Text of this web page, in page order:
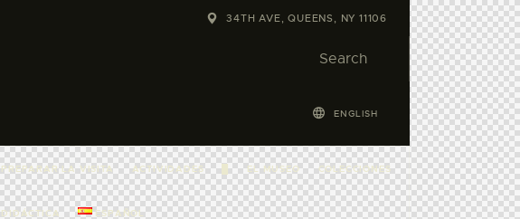
34TH AVE, QUEENS, NY 11106
ENGLISH
PREPARAR LA VISITA ACTIVIDADES █ EL MUSEO COLECCIONES
DIDÁCTICA ESPAÑOL